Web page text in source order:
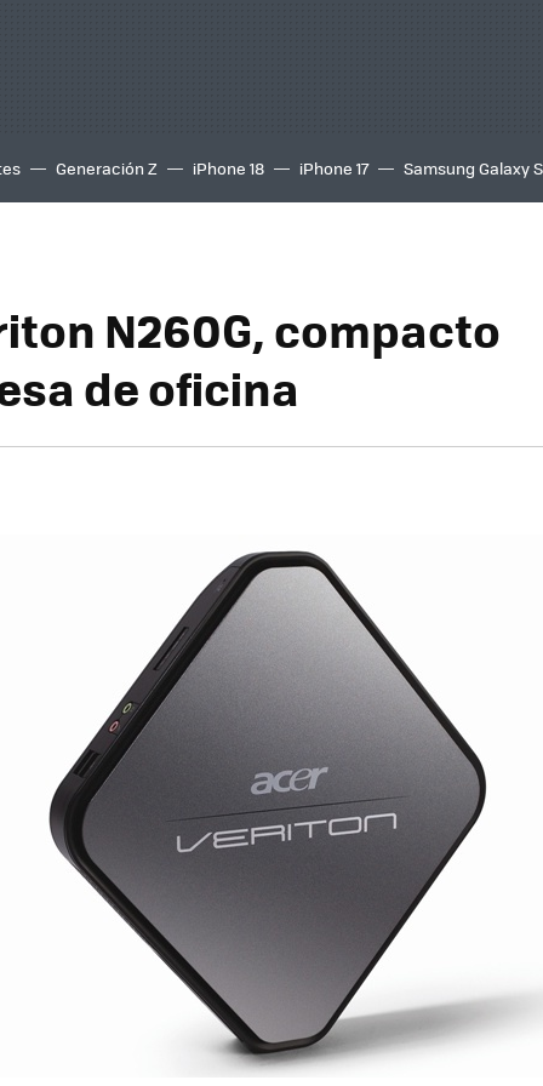
Generación Z iPhone 18 iPhone 17 Samsung Galaxy
N260G, compacto
de oficina